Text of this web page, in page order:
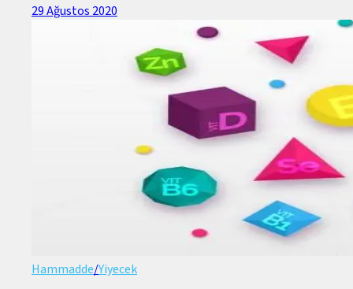
29 Ağustos 2020
Hammadde/Yiyecek